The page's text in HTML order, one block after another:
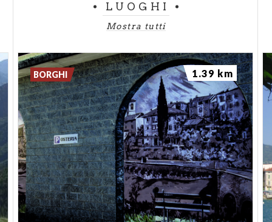
LUOGHI
Mostra tutti
BORGHI 1.39 km